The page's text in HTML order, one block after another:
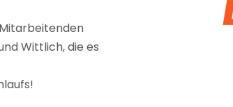
Wittlich, die es